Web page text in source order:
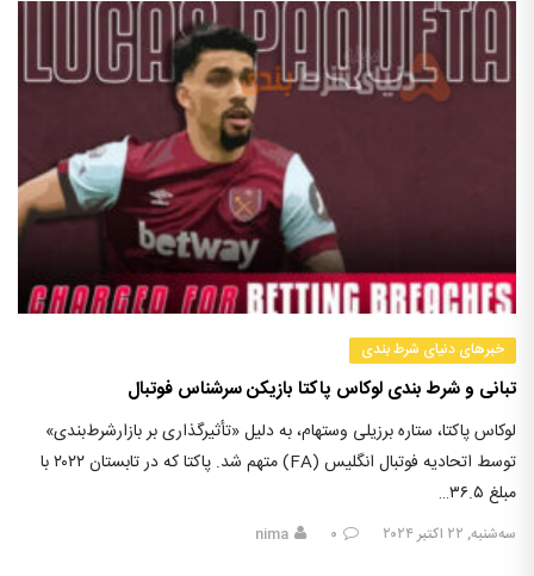
خبرهای دنیای شرط بندی
تبانی و شرط بندی لوکاس پاکتا بازیکن سرشناس فوتبال
لوکاس پاکتا، ستاره برزیلی وستهام، به دلیل «تأثیرگذاری بر بازارشرط‌بندی»
توسط اتحادیه فوتبال انگلیس (FA) متهم شد. پاکتا که در تابستان ۲۰۲۲ با
مبلغ ۳۶.۵…
سه‌شنبه, ۲۲ اکتبر ۲۰۲۴ ۰ nima